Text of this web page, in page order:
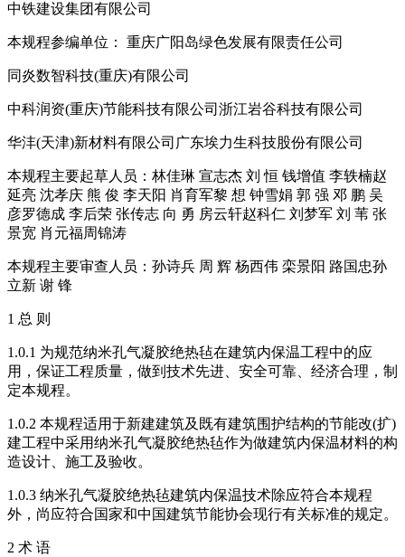
中铁建设集团有限公司
本规程参编单位： 重庆广阳岛绿色发展有限责任公司
同炎数智科技(重庆)有限公司
中科润资(重庆)节能科技有限公司浙江岩谷科技有限公司
华沣(天津)新材料有限公司广东埃力生科技股份有限公司
本规程主要起草人员：林佳琳 宣志杰 刘 恒 钱增值 李轶楠赵
延亮 沈孝庆 熊 俊 李天阳 肖育军黎 想 钟雪娟 郭 强 邓 鹏 吴
彦罗德成 李后荣 张传志 向 勇 房云轩赵科仁 刘梦军 刘 苇 张
景宽 肖元福周锦涛
本规程主要审查人员：孙诗兵 周 辉 杨西伟 栾景阳 路国忠孙
立新 谢 锋
1 总 则
1.0.1 为规范纳米孔气凝胶绝热毡在建筑内保温工程中的应
用，保证工程质量，做到技术先进、安全可靠、经济合理，制
定本规程。
1.0.2 本规程适用于新建建筑及既有建筑围护结构的节能改(扩)
建工程中采用纳米孔气凝胶绝热毡作为做建筑内保温材料的构
造设计、施工及验收。
1.0.3 纳米孔气凝胶绝热毡建筑内保温技术除应符合本规程
外，尚应符合国家和中国建筑节能协会现行有关标准的规定。
2 术 语